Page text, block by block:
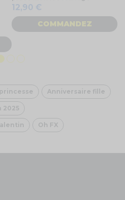
12,90 €
COMMANDEZ
Anniversaire fille
2025
Oh FX